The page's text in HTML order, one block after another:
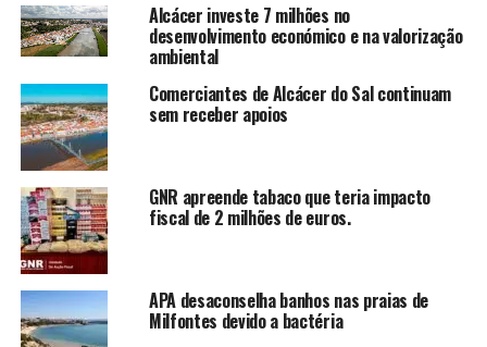
Alcácer investe 7 milhões no
desenvolvimento económico e na valorização
ambiental
Comerciantes de Alcácer do Sal continuam
sem receber apoios
GNR apreende tabaco que teria impacto
fiscal de 2 milhões de euros.
APA desaconselha banhos nas praias de
Milfontes devido a bactéria